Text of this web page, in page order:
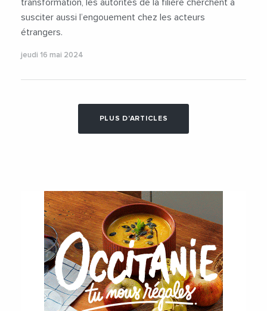
transformation, les autorités de la filière cherchent à
susciter aussi l’engouement chez les acteurs
étrangers.
jeudi 16 mai 2024
PLUS D'ARTICLES